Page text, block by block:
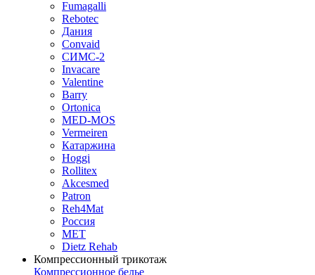
Fumagalli
Rebotec
Дания
Convaid
СИМС-2
Invacare
Valentine
Barry
Ortonica
MED-MOS
Vermeiren
Катаржина
Hoggi
Rollitex
Akcesmed
Patron
Reh4Mat
Россия
МЕТ
Dietz Rehab
Компрессионный трикотаж
Компрессионное белье